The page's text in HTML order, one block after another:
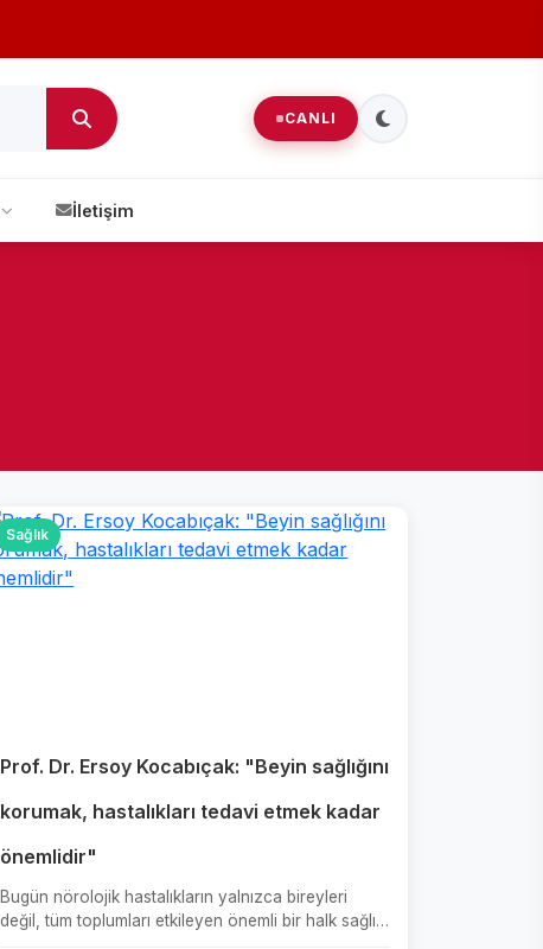
CANLI
İletişim
Sağlık
Prof. Dr. Ersoy Kocabıçak: "Beyin sağlığını
korumak, hastalıkları tedavi etmek kadar
önemlidir"
Bugün nörolojik hastalıkların yalnızca bireyleri
değil, tüm toplumları etkileyen önemli bir halk sağlığı